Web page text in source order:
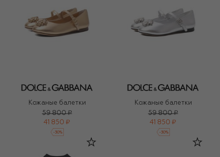
Кожаные балетки
59 800 ₽
41 850 ₽
-30%
Кожаные балетки
59 800 ₽
41 850 ₽
-30%